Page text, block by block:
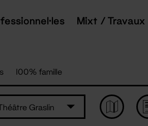
Mixt / Travaux
100% famille
Graslin